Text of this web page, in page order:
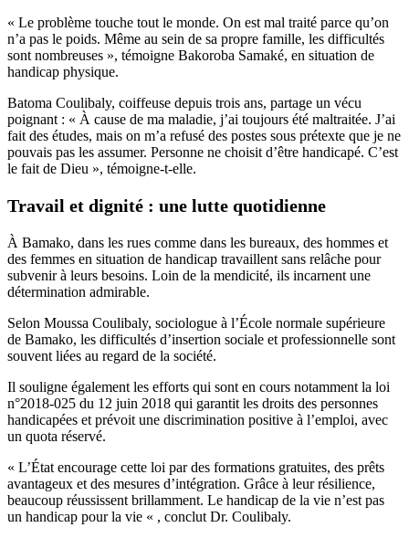
« Le problème touche tout le monde. On est mal traité parce qu’on
n’a pas le poids. Même au sein de sa propre famille, les difficultés
sont nombreuses », témoigne Bakoroba Samaké, en situation de
handicap physique.
Batoma Coulibaly, coiffeuse depuis trois ans, partage un vécu
poignant : « À cause de ma maladie, j’ai toujours été maltraitée. J’ai
fait des études, mais on m’a refusé des postes sous prétexte que je ne
pouvais pas les assumer. Personne ne choisit d’être handicapé. C’est
le fait de Dieu », témoigne-t-elle.
Travail et dignité : une lutte quotidienne
À Bamako, dans les rues comme dans les bureaux, des hommes et
des femmes en situation de handicap travaillent sans relâche pour
subvenir à leurs besoins. Loin de la mendicité, ils incarnent une
détermination admirable.
Selon Moussa Coulibaly, sociologue à l’École normale supérieure
de Bamako, les difficultés d’insertion sociale et professionnelle sont
souvent liées au regard de la société.
Il souligne également les efforts qui sont en cours notamment la loi
n°2018-025 du 12 juin 2018 qui garantit les droits des personnes
handicapées et prévoit une discrimination positive à l’emploi, avec
un quota réservé.
« L’État encourage cette loi par des formations gratuites, des prêts
avantageux et des mesures d’intégration. Grâce à leur résilience,
beaucoup réussissent brillamment. Le handicap de la vie n’est pas
un handicap pour la vie « , conclut Dr. Coulibaly.